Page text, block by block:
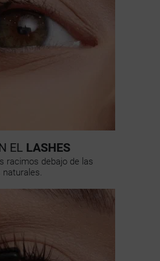
EL LASHES
racimos debajo de las